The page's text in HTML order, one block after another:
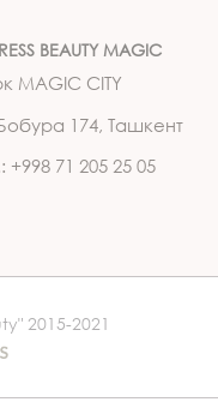
BEAUTY MAGIC
MAGIC CITY
174, Ташкент
+998 71 205 25 05
2015-2021